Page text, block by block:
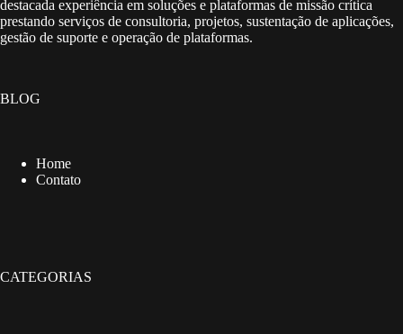
destacada experiência em soluções e plataformas de missão crítica
prestando serviços de consultoria, projetos, sustentação de aplicações,
gestão de suporte e operação de plataformas.
BLOG
Home
Contato
CATEGORIAS